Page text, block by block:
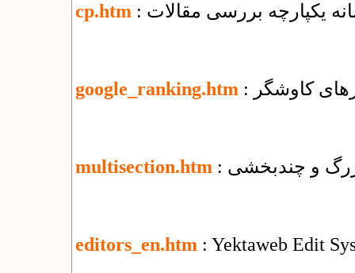
cp.htm یکپارچه بررسی مقالات
google_ranking.htm کاوشگر
multisection.htm و چندبخشی
editors_en.htm : Yektaweb Edit